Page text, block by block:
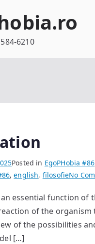
6210
Posted in EgoPHobia #86
,english, filosofieNo
essential function of
of the
of the possibilities
[…]